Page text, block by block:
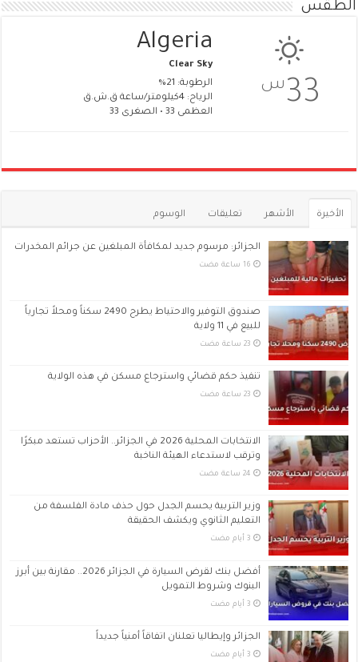
الطقس
33 س
Algeria
Clear Sky
الرطوبة: 21%
الرياح: 4كيلومتر/ساعة ق.ش.ق‎
العظمى 33 • الصغرى 33
الأخيرة الأشهر تعليقات الوسوم
الجزائر: مرسوم جديد لمكافأة المبلغين عن جرائم المخدرات
صندوق التوفير والاحتياط يطرح 2490 سكناً ومحلاً تجارياً
للبيع في 11 ولاية
تنفيذ حكم قضائي واسترجاع مسكن في هذه الولاية
الانتخابات المحلية 2026 في الجزائر.. الأحزاب تستعد مبكرًا
وترقب لاستدعاء الهيئة الناخبة
وزير التربية يحسم الجدل حول حذف مادة الفلسفة من
التعليم الثانوي ويكشف الحقيقة
أفضل بنك لقرض السيارة في الجزائر 2026.. مقارنة بين أبرز
البنوك وشروط التمويل
الجزائر وإيطاليا تعلنان اتفاقاً أمنياً جديداً